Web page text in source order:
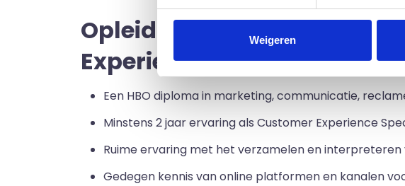
Weigeren
Opleidingsvereisten en
Experience Manager
Een HBO diploma in marketing, communicatie,
Minstens 2 jaar ervaring als Customer Experience
Ruime ervaring met het verzamelen en
Gedegen kennis van online platformen en kanalen